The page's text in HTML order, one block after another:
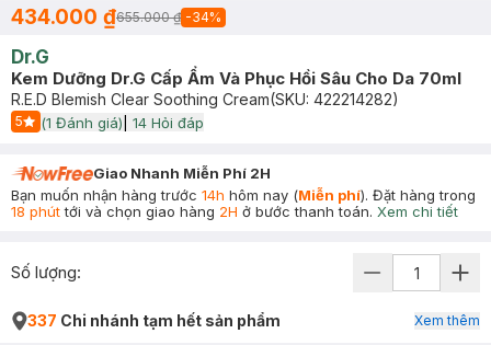
434.000 ₫655.000 ₫ -34%
Dr.G
Kem Dưỡng Dr.G Cấp Ẩm Và Phục Hồi Sâu Cho Da 70ml
R.E.D Blemish Clear Soothing Cream(SKU: 422214282)
5
Start Icon
(1 Đánh giá) 14 Hỏi đáp
Giao Nhanh Miễn Phí 2H
Bạn muốn nhận hàng trước 14h hôm nay (Miễn phí). Đặt hàng trong
18 phúttới và chọn giao hàng 2H ở bước thanh toán. Xem chi tiết
Số lượng:
337 Chi nhánh tạm hết sản phẩm Xem thêm